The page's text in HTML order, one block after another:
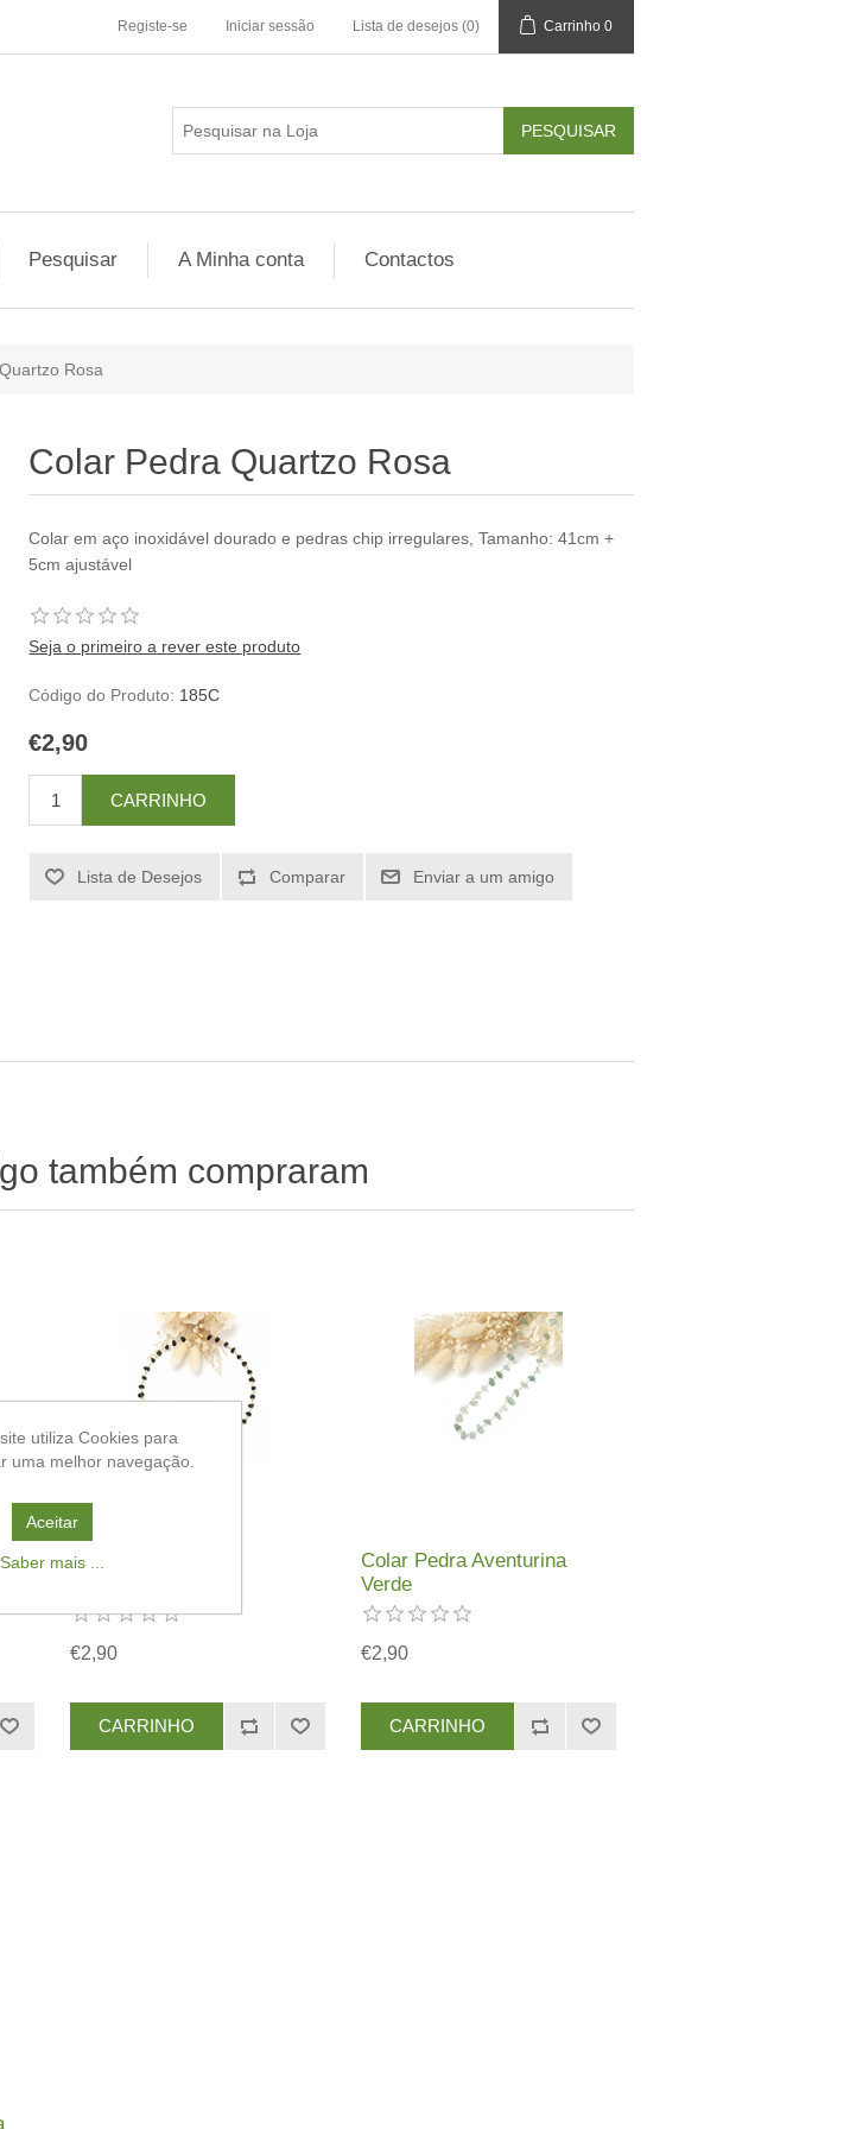
Registe-se Iniciar sessão Lista de desejos (0) Carrinho 0
Pesquisar A Minha conta Contactos
Rosa
Colar Pedra Quartzo Rosa
Colar em aço inoxidável dourado e pedras chip irregulares, Tamanho: 41cm +
5cm ajustável
Seja o primeiro a rever este produto
Código do Produto: 185C
€2,90
também compraram
Colar Pedra Ónix
€2,90
Colar Pedra Aventurina
Verde
€2,90
utiliza Cookies para
uma melhor navegação.
Aceitar
Saber mais ...